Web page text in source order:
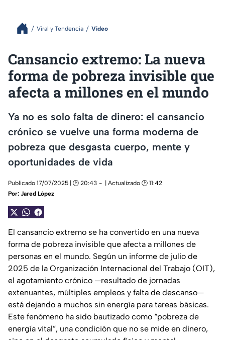
Viral y Tendencia Video
Cansancio extremo: La nueva
forma de pobreza invisible que
afecta a millones en el mundo
Ya no es solo falta de dinero: el cansancio
crónico se vuelve una forma moderna de
pobreza que desgasta cuerpo, mente y
oportunidades de vida
Publicado 17/07/2025 | 🕑 20:43
| Actualizado 🕑 11:42
Por: Jared López
El cansancio extremo se ha convertido en una nueva
forma de pobreza invisible que afecta a millones de
personas en el mundo. Según un informe de julio de
2025 de la Organización Internacional del Trabajo (OIT),
el agotamiento crónico —resultado de jornadas
extenuantes, múltiples empleos y falta de descanso—
está dejando a muchos sin energía para tareas básicas.
Este fenómeno ha sido bautizado como “pobreza de
energía vital”, una condición que no se mide en dinero,